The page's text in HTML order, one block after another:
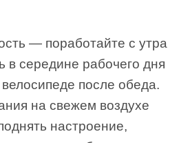
— поработайте с утра
в середине рабочего дня
после обеда.
на свежем воздухе
настроение,